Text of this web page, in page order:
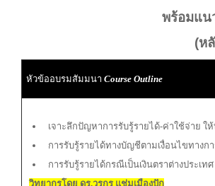
พร้อมแน
(ห
หัวข้ออบรมสัมมนา Course Outline
เจาะลึกปัญหาการรับรู้รายได้-ค่าใช้จ่าย ใ
การรับรู้รายได้ทางบัญชีตามเงื่อนไขทางก
การรับรู้รายได้กรณีเป็นเงินตราต่างประเ
วิทยากรโดย ดร.วรกร แช่มเมืองปัก